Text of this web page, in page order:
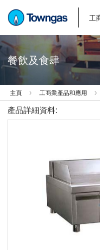
工
餐飲及食肆
主頁 工商業產品和應用
產品詳細資料: